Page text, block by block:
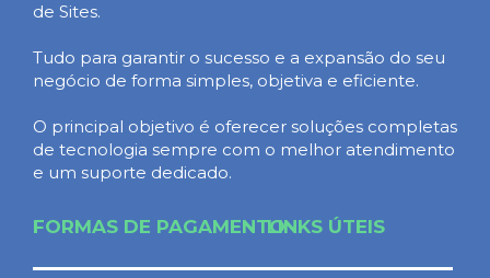
de Sites.
Tudo para garantir o sucesso e a expansão do seu
negócio de forma simples, objetiva e eficiente.
O principal objetivo é oferecer soluções completas
de tecnologia sempre com o melhor atendimento
e um suporte dedicado.
FORMAS DE PAGAMENTOLINKS ÚTEIS